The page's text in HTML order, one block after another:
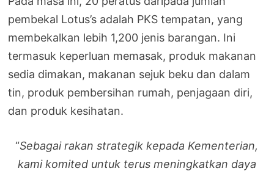
pembekal Lotus’s adalah PKS tempatan, yang
membekalkan lebih 1,200 jenis barangan. Ini
termasuk keperluan memasak, produk makanan
sedia dimakan, makanan sejuk beku dan dalam
tin, produk pembersihan rumah, penjagaan diri,
dan produk kesihatan.
“Sebagai rakan strategik kepada Kementerian,
kami komited untuk terus meningkatkan daya